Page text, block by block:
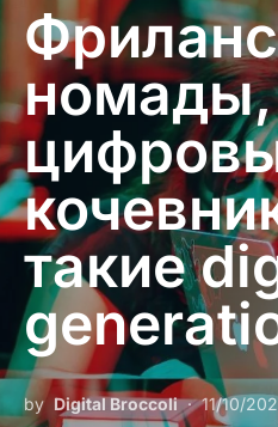
номады,
такие
by Digital Broccoli 11/10/